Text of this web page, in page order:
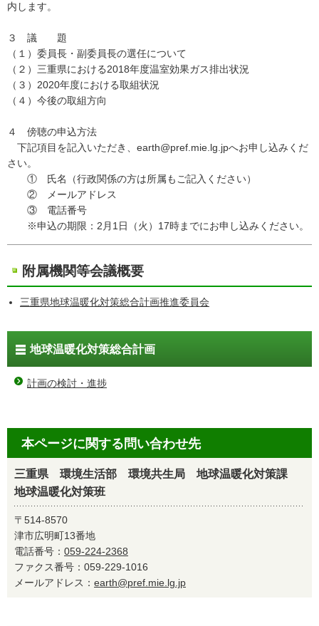
内します。
３ 議 題
（１）委員長・副委員長の選任について
（２）三重県における2018年度温室効果ガス排出状況
（３）2020年度における取組状況
（４）今後の取組方向
４ 傍聴の申込方法
下記項目を記入いただき、earth@pref.mie.lg.jpへお申し込みくだ
さい。
① 氏名（行政関係の方は所属もご記入ください）
② メールアドレス
③ 電話番号
※申込の期限：2月1日（火）17時までにお申し込みください。
附属機関等会議概要
三重県地球温暖化対策総合計画推進委員会
地球温暖化対策総合計画
計画の検討・進捗
本ページに関する問い合わせ先
三重県 環境生活部 環境共生局 地球温暖化対策課
地球温暖化対策班
〒514-8570
津市広明町13番地
電話番号： 059-224-2368
ファクス番号：059-229-1016
メールアドレス： earth@pref.mie.lg.jp